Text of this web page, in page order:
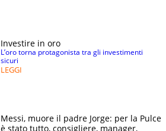
Investire in oro
L’oro torna protagonista tra gli investimenti
sicuri
LEGGI
Messi, muore il padre Jorge: per la Pulce
è stato tutto, consigliere, manager,